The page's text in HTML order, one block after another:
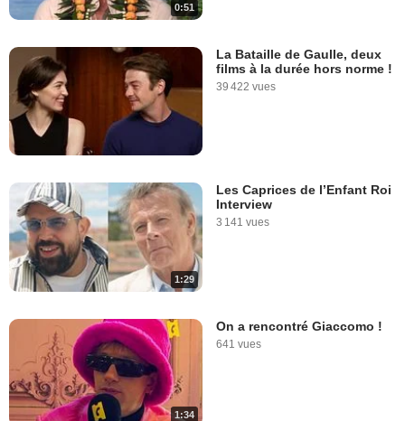
0:51
La Bataille de Gaulle, deux
films à la durée hors norme !
39 422 vues
1:29
Les Caprices de l’Enfant Roi
Interview
3 141 vues
1:34
On a rencontré Giaccomo !
641 vues